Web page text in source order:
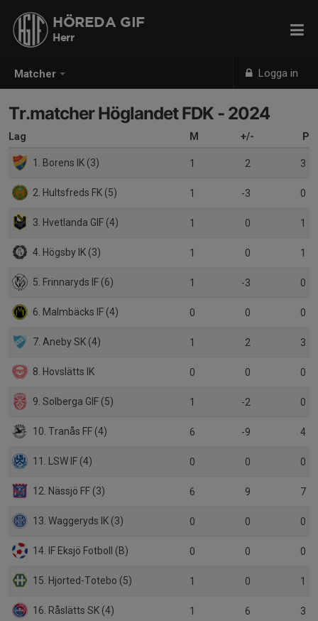
Matcher Logga in
HÖREDA GIF
Herr
Tr.matcher Höglandet FDK - 2024
Lag M +/- P
1. Borens IK (3) 1 2 3
2. Hultsfreds FK (5) 1 -3 0
3. Hvetlanda GIF (4) 1 0 1
4. Högsby IK (3) 1 0 1
5. Frinnaryds IF (6) 1 -3 0
6. Malmbäcks IF (4) 0 0 0
7. Aneby SK (4) 1 2 3
8. Hovslätts IK 0 0 0
9. Solberga GIF (5) 1 -2 0
10. Tranås FF (4) 6 -9 4
11. LSW IF (4) 0 0 0
12. Nässjö FF (3) 6 9 7
13. Waggeryds IK (3) 0 0 0
14. IF Eksjö Fotboll (B) 0 0 0
15. Hjorted-Totebo (5) 1 0 1
16. Råslätts SK (4) 1 6 3